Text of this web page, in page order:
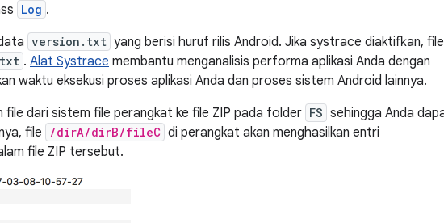
Log .
version.txt yang berisi huruf rilis Android. Jika systrace diaktifkan,
. Alat Systrace membantu menganalisis performa aplikasi Anda dengan
waktu eksekusi proses aplikasi Anda dan proses sistem Android lainnya.
file dari sistem file perangkat ke file ZIP pada folder FS sehingga Anda
file
/dirA/dirB/fileC di perangkat akan menghasilkan entri
file ZIP tersebut.